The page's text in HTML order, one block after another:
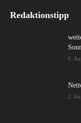
Redaktionstipp
6.
2.